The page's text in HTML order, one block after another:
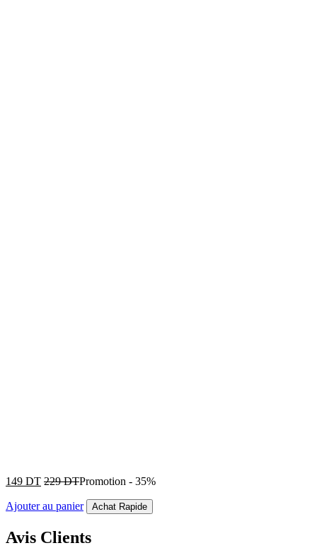
149 DT 229DTPromotion - 35%
Ajouter au panier Achat Rapide
Avis Clients